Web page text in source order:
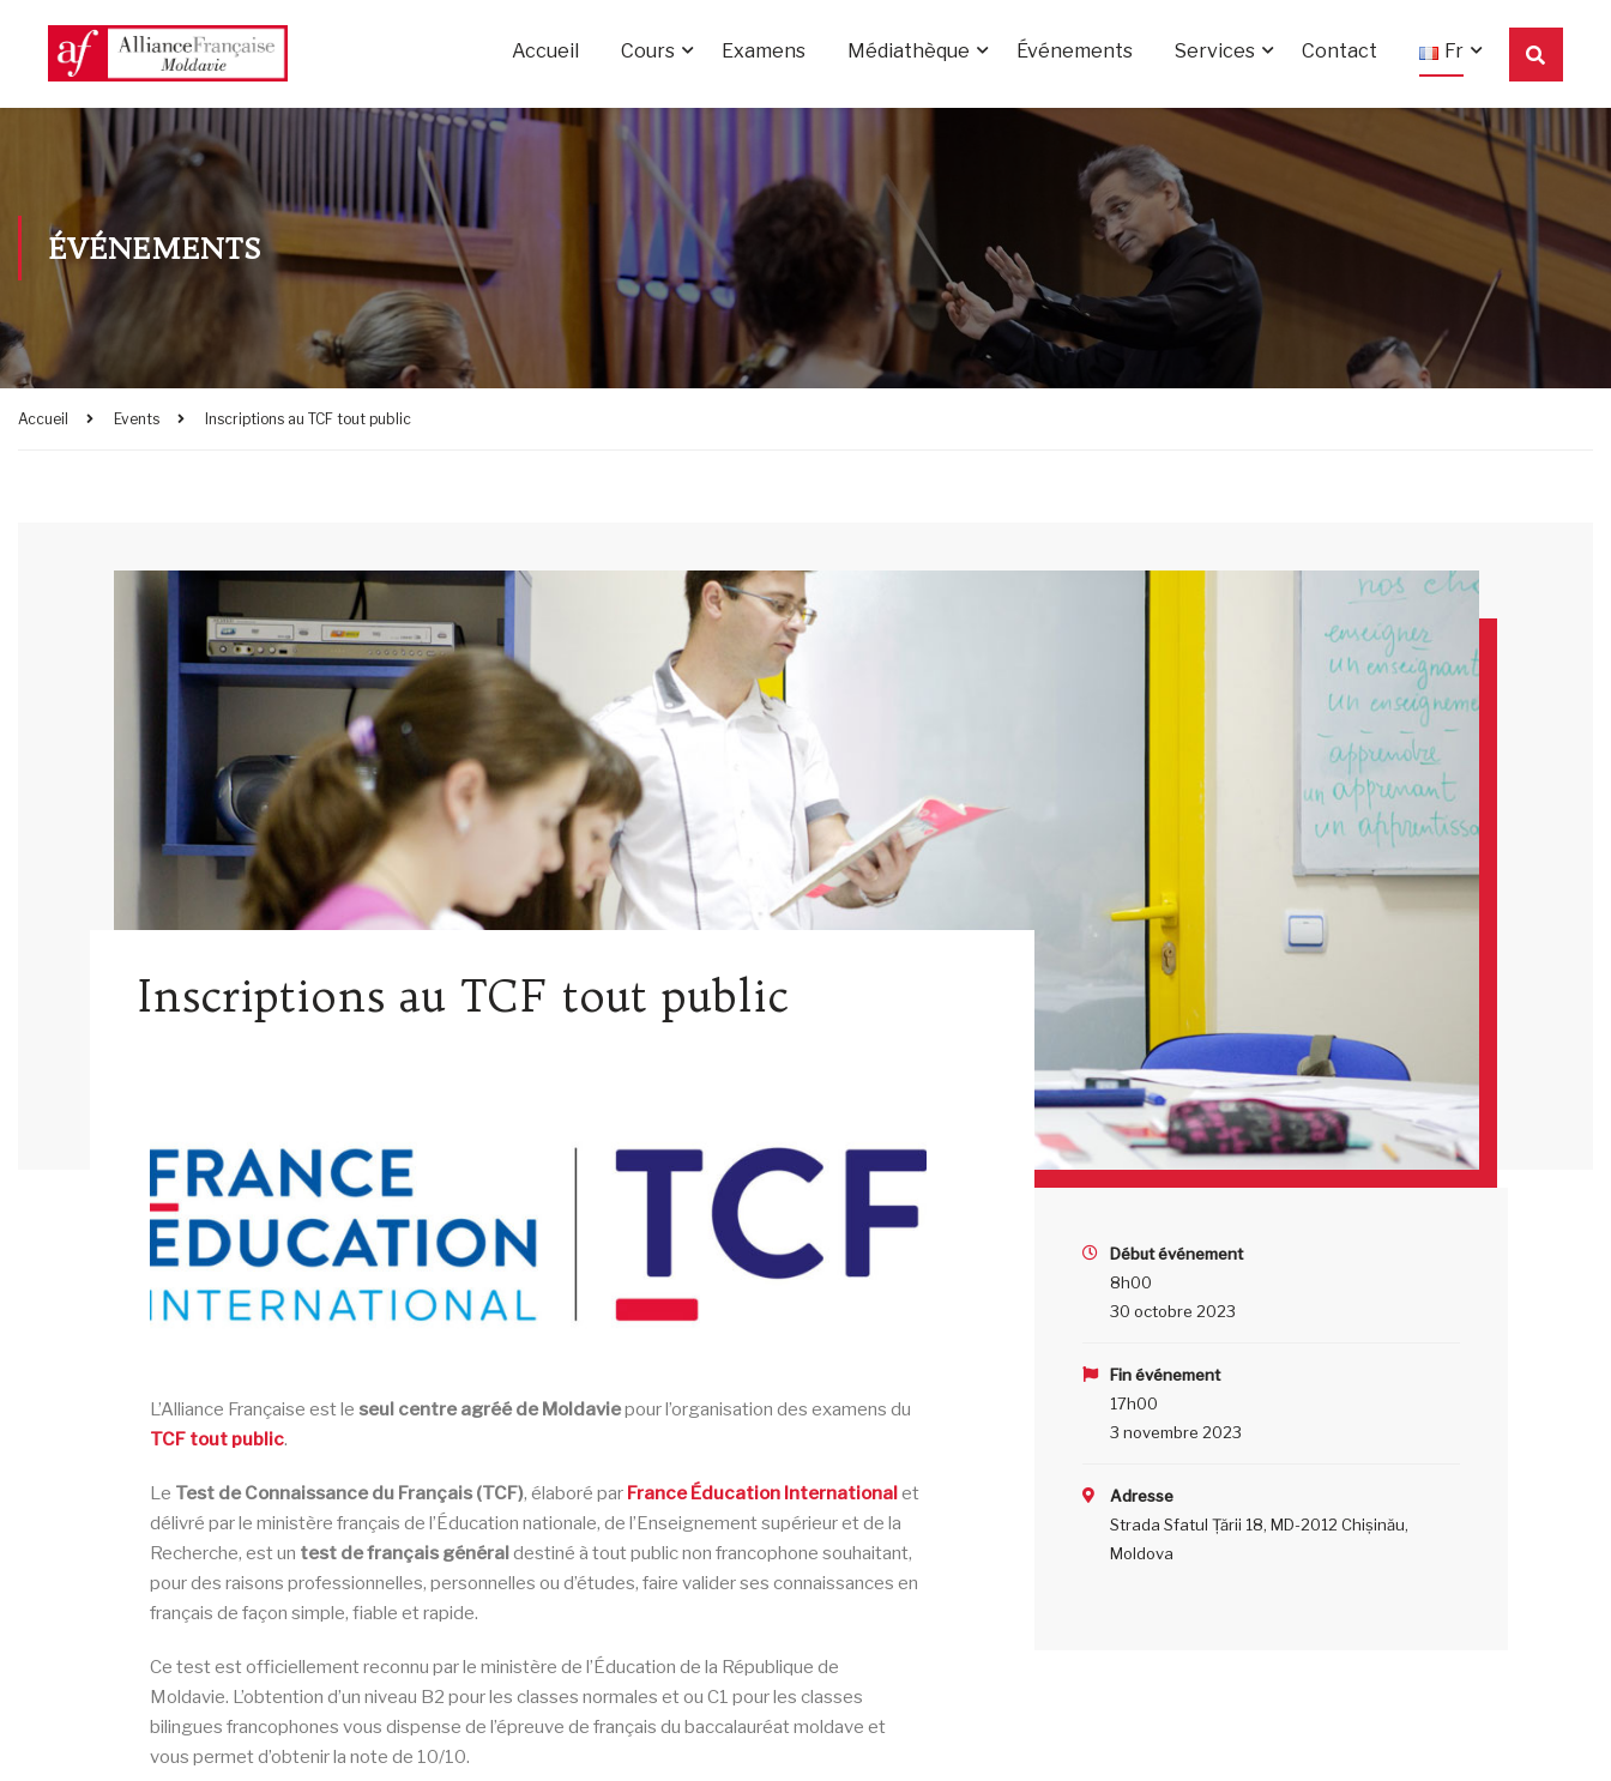
Accueil Cours Examens Médiathèque Événements Services Contact Fr
ÉVÉNEMENTS
Accueil Events Inscriptions au TCF tout public
Inscriptions au TCF tout public
L’Alliance Française est le seul centre agréé de Moldaviepour l’organisation des examens du
TCF tout public.
Le Test de Connaissance du Français (TCF), élaboré par France Éducation Internationalet
délivré par le ministère français de l’Éducation nationale, de l’Enseignement supérieur et de la
Recherche, est un test de français général destiné à tout public non francophone souhaitant,
pour des raisons professionnelles, personnelles ou d’études, faire valider ses connaissances en
français de façon simple, fiable et rapide.
Ce test est officiellement reconnu par le ministère de l’Éducation de la République de
Moldavie. L’obtention d’un niveau B2 pour les classes normales et ou C1 pour les classes
bilingues francophones vous dispense de l’épreuve de français du baccalauréat moldave et
vous permet d’obtenir la note de 10/10.
Début événement
8h00
30 octobre 2023
Fin événement
17h00
3 novembre 2023
Adresse
Strada Sfatul Țării 18, MD-2012 Chișinău,
Moldova